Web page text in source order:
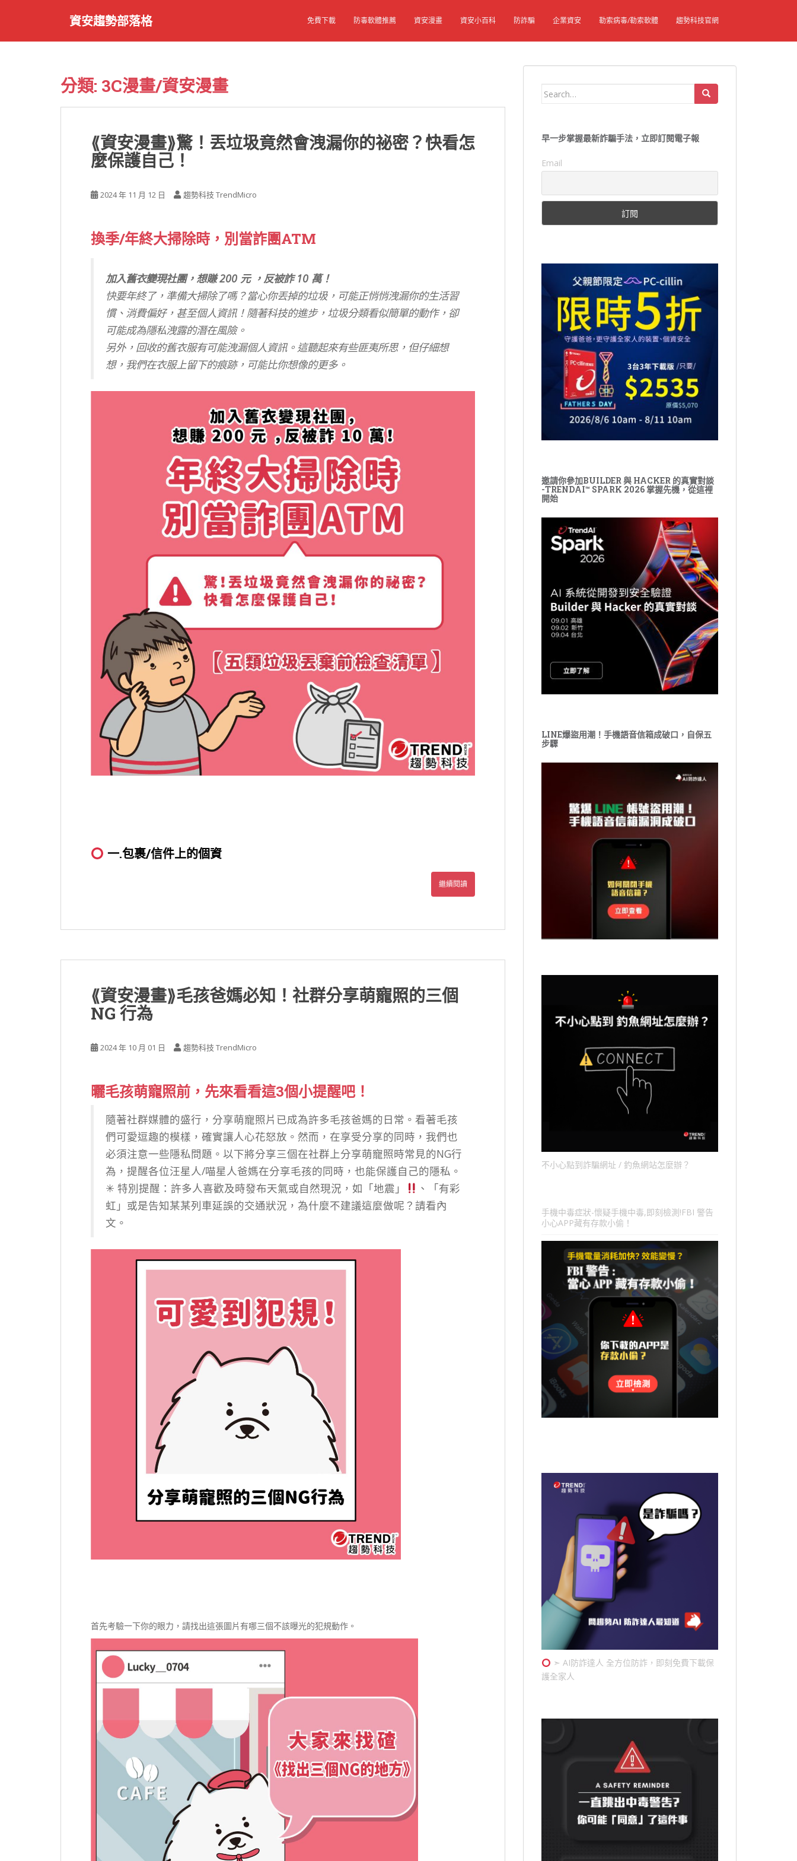
資安趨勢部落格 免費下載 防毒軟體推薦 資安漫畫 資安小百科 防詐騙 企業資安 勒索病毒/勒索軟體 趨勢科技官網
分類: 3C漫畫/資安漫畫
⟪資安漫畫⟫驚！丟垃圾竟然會洩漏你的祕密？快看怎
麼保護自己！
2024 年 11 月 12 日 趨勢科技 TrendMicro
換季/年終大掃除時，別當詐團ATM
加入舊衣變現社團，想賺 200 元 ，反被詐 10 萬！
快要年終了，準備大掃除了嗎？當心你丟掉的垃圾，可能正悄悄洩漏你的生活習
慣、消費偏好，甚至個人資訊！隨著科技的進步，垃圾分類看似簡單的動作，卻
可能成為隱私洩露的潛在風險。
另外，回收的舊衣服有可能洩漏個人資訊。這聽起來有些匪夷所思，但仔細想
想，我們在衣服上留下的痕跡，可能比你想像的更多。
一.包裹/信件上的個資
繼續閱讀
⟪資安漫畫⟫毛孩爸媽必知！社群分享萌寵照的三個
NG 行為
2024 年 10 月 01 日 趨勢科技 TrendMicro
曬毛孩萌寵照前，先來看看這3個小提醒吧！
隨著社群媒體的盛行，分享萌寵照片已成為許多毛孩爸媽的日常。看著毛孩
們可愛逗趣的模樣，確實讓人心花怒放。然而，在享受分享的同時，我們也
必須注意一些隱私問題。以下將分享三個在社群上分享萌寵照時常見的NG行
為，提醒各位汪星人/喵星人爸媽在分享毛孩的同時，也能保護自己的隱私。
✳︎ 特別提醒：許多人喜歡及時發布天氣或自然現況，如「地震」
、「有彩
虹」或是告知某某列車延誤的交通狀況，為什麼不建議這麼做呢？請看內
文。
首先考驗一下你的眼力，請找出這張圖片有哪三個不該曝光的犯規動作。
Search
早一步掌握最新詐騙手法，立即訂閱電子報
Email
邀請你參加BUILDER 與 HACKER 的真實對談
-TRENDAI™ SPARK 2026 掌握先機，從這裡
開始
LINE爆盜用潮！手機語音信箱成破口，自保五
步驟
不小心點到詐騙網址 / 釣魚網站怎麼辦？
手機中毒症狀-懷疑手機中毒,即刻檢測!FBI 警告
小心APP藏有存款小偷！
➣ AI防詐達人 全方位防詐，即刻免費下載保
護全家人